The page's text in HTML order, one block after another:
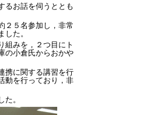
るお話を伺うととも
２５名参加し，非常
た。
組みを，２つ目にト
の小倉氏からおかや
携に関する講習を行
動を行っており，非
。